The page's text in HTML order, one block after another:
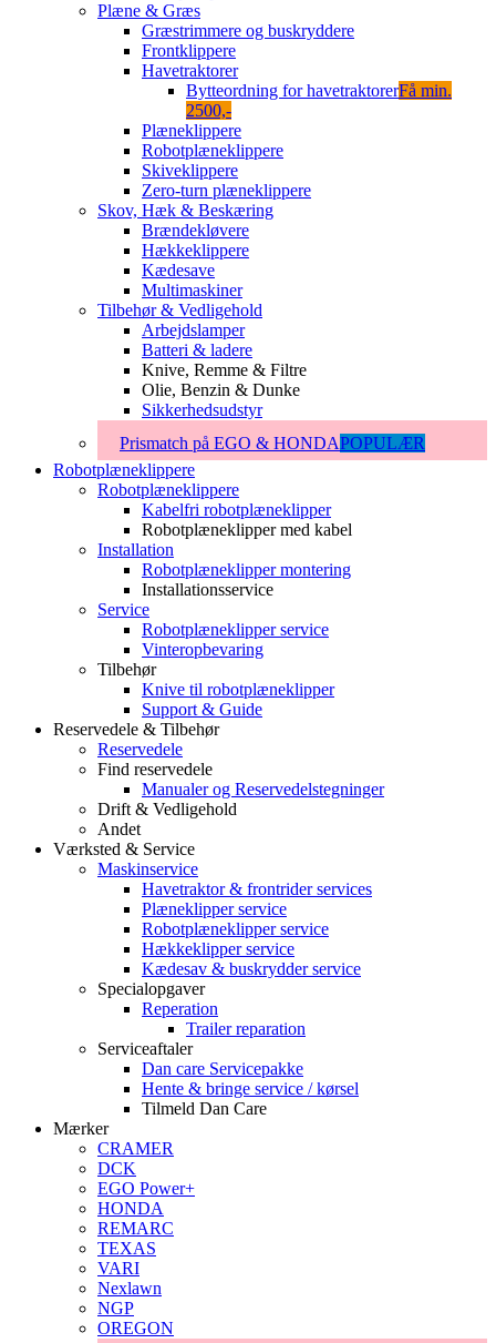
Plæne & Græs
Græstrimmere og buskryddere
Frontklippere
Havetraktorer
Bytteordning for havetraktorerFå min.
2500,-
Plæneklippere
Robotplæneklippere
Skiveklippere
Zero-turn plæneklippere
Skov, Hæk & Beskæring
Brændekløvere
Hækkeklippere
Kædesave
Multimaskiner
Tilbehør & Vedligehold
Arbejdslamper
Batteri & ladere
Knive, Remme & Filtre
Olie, Benzin & Dunke
Sikkerhedsudstyr
Prismatch på EGO & HONDAPOPULÆR
Robotplæneklippere
Robotplæneklippere
Kabelfri robotplæneklipper
Robotplæneklipper med kabel
Installation
Robotplæneklipper montering
Installationsservice
Service
Robotplæneklipper service
Vinteropbevaring
Tilbehør
Knive til robotplæneklipper
Support & Guide
Reservedele & Tilbehør
Reservedele
Find reservedele
Manualer og Reservedelstegninger
Drift & Vedligehold
Andet
Værksted & Service
Maskinservice
Havetraktor & frontrider services
Plæneklipper service
Robotplæneklipper service
Hækkeklipper service
Kædesav & buskrydder service
Specialopgaver
Reperation
Trailer reparation
Serviceaftaler
Dan care Servicepakke
Hente & bringe service / kørsel
Tilmeld Dan Care
Mærker
CRAMER
DCK
EGO Power+
HONDA
REMARC
TEXAS
VARI
Nexlawn
NGP
OREGON